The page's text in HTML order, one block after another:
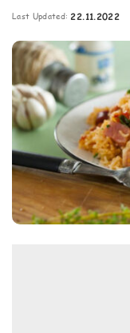
Last Updated: 22.11.2022